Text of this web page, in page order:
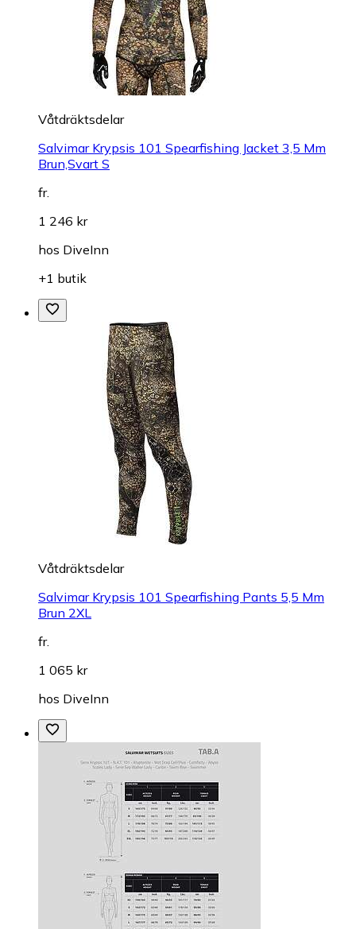
Våtdräktsdelar
Salvimar Krypsis 101 Spearfishing Jacket 3,5 Mm
Brun,Svart S
fr.
1 246 kr
hos DiveInn
+1 butik
Våtdräktsdelar
Salvimar Krypsis 101 Spearfishing Pants 5,5 Mm
Brun 2XL
fr.
1 065 kr
hos DiveInn